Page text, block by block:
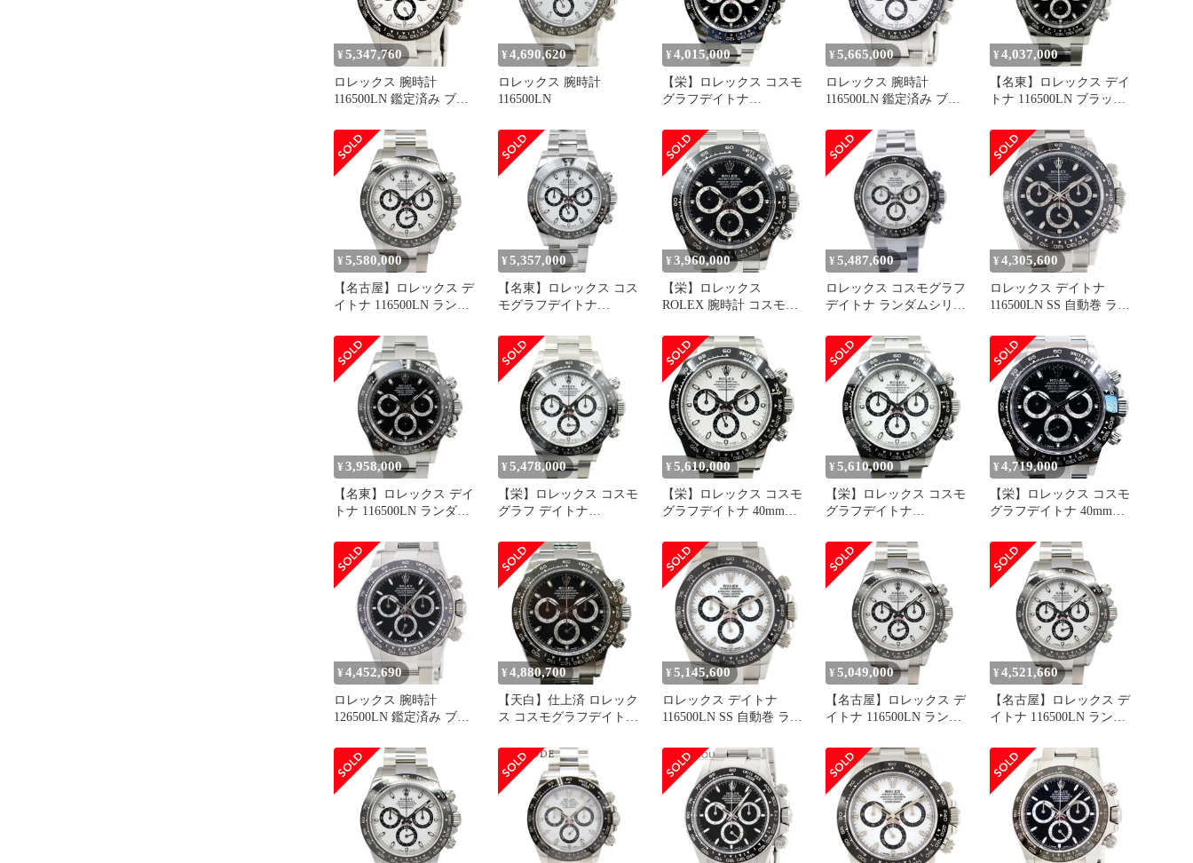
¥ 5,347,760
ロレックス 腕時計
116500LN 鑑定済み ブラ
¥ 4,690,620
ロレックス 腕時計
116500LN
¥ 4,015,000
【栄】ロレックス コスモ
グラフデイトナ
ダム 黒 SS 自動巻き メン
ズ 2018年 腕時計
¥ 5,665,000
ロレックス 腕時計
116500LN 鑑定済み ブラ
¥ 4,037,000
【名東】ロレックス デイ
トナ 116500LN ブラック
OH済仕上げ済
¥ 5,580,000
【名古屋】ロレックス デ
イトナ 116500LN ランダ
メンズ 保証書付き 2023
年
¥ 5,357,000
【名東】ロレックス コス
モグラフデイトナ
時計 SS ホワイト ランダ
ム メンズ仕上げ済
¥ 3,960,000
【栄】ロレックス
ROLEX 腕時計 コスモグ
黒支 SS 自動巻き ランダ
ム 男性 保証書 2018年 箱
¥ 5,487,600
ロレックス コスモグラフ
デイトナ ランダムシリア
ROLEX 腕時計 白文字盤
¥ 4,305,600
ロレックス デイトナ
116500LN SS 自動巻 ラン
¥ 3,958,000
【名東】ロレックス デイ
トナ 116500LN ランダム
動巻き 2018年 メンズ 男
腕時計【仕上げ済】
¥ 5,478,000
【栄】ロレックス コスモ
グラフ デイトナ
ダム番 メンズ
¥ 5,610,000
【栄】ロレックス コスモ
グラフデイトナ 40mm
アル SS ホワイト支 クロ
ノグラフ
¥ 5,610,000
【栄】ロレックス コスモ
グラフデイトナ
SS 白文字盤 ホワイト ラ
ンダム 箱 ギャランティ
¥ 4,719,000
【栄】ロレックス コスモ
グラフデイトナ 40mm
アル SS ブラック文字盤
クロノグラフ 自動巻き
¥ 4,452,690
ロレックス 腕時計
126500LN 鑑定済み ブラ
¥ 4,880,700
【天白】仕上済 ロレック
ス コスモグラフデイトナ
ック SS 自動巻 メンズ 保
証書付 2020年 腕時計 男
¥ 5,145,600
ロレックス デイトナ
116500LN SS 自動巻 ラン
¥ 5,049,000
【名古屋】ロレックス デ
イトナ 116500LN ランダ
メンズ 保証書付き 2023
年 新品同様
¥ 4,521,660
【名古屋】ロレックス デ
イトナ 116500LN ランダ
メンズ 保証書付き 2019
年